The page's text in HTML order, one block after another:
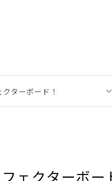
ターボード！
ェクターボー